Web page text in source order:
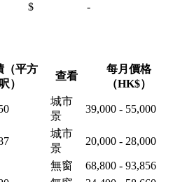
$ -
（平方
呎）
查看
每月價格
（HK$）
城市
景
39,000 - 55,000
城市
景
20,000 - 28,000
無窗
68,800 - 93,856